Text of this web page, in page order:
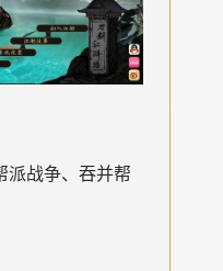
派战争、吞并帮